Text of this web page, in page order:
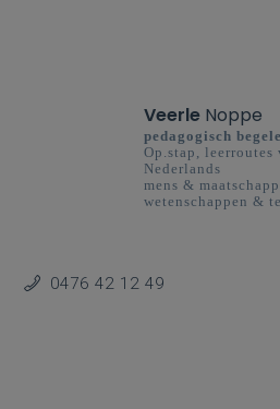
Veerle Noppe
pedagogisch
Op.stap, leerroutes
Nederlands
mens &
wetenschappen &
0476 42 12 49